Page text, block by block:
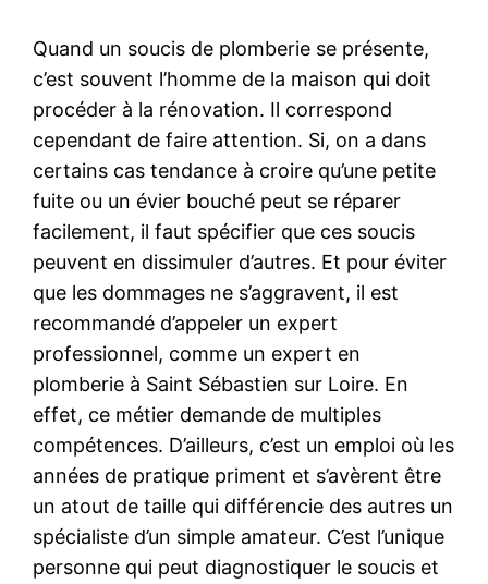
Quand un soucis de plomberie se présente,
c’est souvent l’homme de la maison qui doit
procéder à la rénovation. Il correspond
cependant de faire attention. Si, on a dans
certains cas tendance à croire qu’une petite
fuite ou un évier bouché peut se réparer
facilement, il faut spécifier que ces soucis
peuvent en dissimuler d’autres. Et pour éviter
que les dommages ne s’aggravent, il est
recommandé d’appeler un expert
professionnel, comme un expert en
plomberie à Saint Sébastien sur Loire. En
effet, ce métier demande de multiples
compétences. D’ailleurs, c’est un emploi où les
années de pratique priment et s’avèrent être
un atout de taille qui différencie des autres un
spécialiste d’un simple amateur. C’est l’unique
personne qui peut diagnostiquer le soucis et